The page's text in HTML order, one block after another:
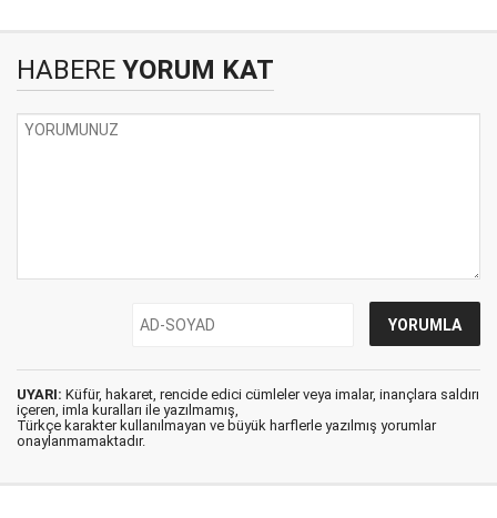
HABERE YORUM KAT
UYARI: Küfür, hakaret, rencide edici cümleler veya imalar, inançlara saldırı
içeren, imla kuralları ile yazılmamış,
Türkçe karakter kullanılmayan ve büyük harflerle yazılmış yorumlar
onaylanmamaktadır.